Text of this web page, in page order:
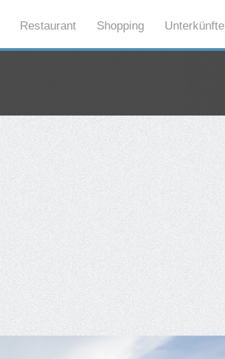
Restaurant Shopping Unterkünfte